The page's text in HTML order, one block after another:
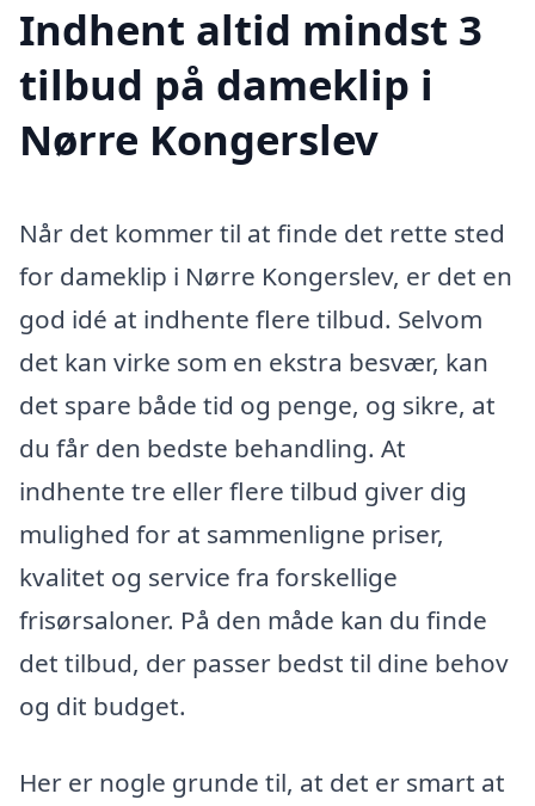
Indhent altid mindst 3
tilbud på dameklip i
Nørre Kongerslev
Når det kommer til at finde det rette sted
for dameklip i Nørre Kongerslev, er det en
god idé at indhente flere tilbud. Selvom
det kan virke som en ekstra besvær, kan
det spare både tid og penge, og sikre, at
du får den bedste behandling. At
indhente tre eller flere tilbud giver dig
mulighed for at sammenligne priser,
kvalitet og service fra forskellige
frisørsaloner. På den måde kan du finde
det tilbud, der passer bedst til dine behov
og dit budget.
Her er nogle grunde til, at det er smart at